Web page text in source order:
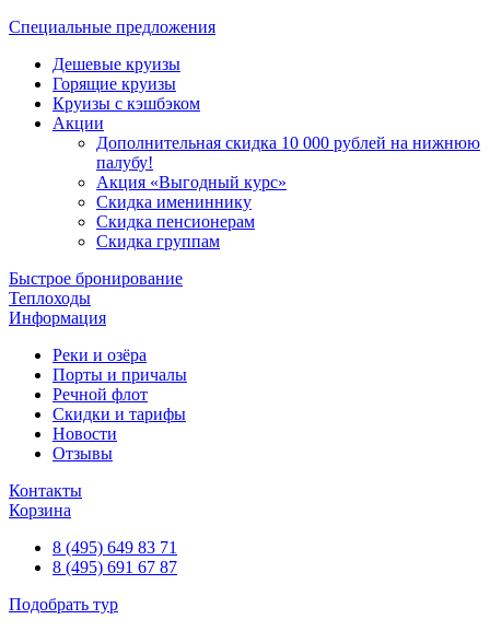
Специальные предложения
Дешевые круизы
Горящие круизы
Круизы с кэшбэком
Акции
Дополнительная скидка 10 000 рублей на нижнюю
палубу!
Акция «Выгодный курс»
Скидка имениннику
Скидка пенсионерам
Скидка группам
Быстрое бронирование
Теплоходы
Информация
Реки и озёра
Порты и причалы
Речной флот
Скидки и тарифы
Новости
Отзывы
Контакты
Корзина
8 (495) 649 83 71
8 (495) 691 67 87
Подобрать тур